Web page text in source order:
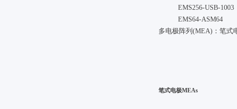
EMS256-USB-1003
EMS64-ASM64
多电极阵列(MEA)：笔式
笔式电极MEAs